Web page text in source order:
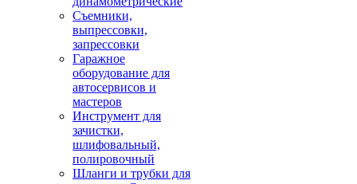
Съемники,
выпрессовки,
запрессовки
Гаражное
оборудование для
автосервисов и
мастеров
Инструмент для
зачистки,
шлифовальный,
полировочный
Шланги и трубки для